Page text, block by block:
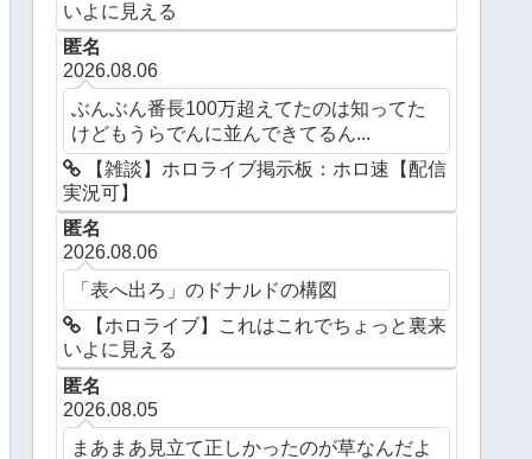
いよに見える
匿名
2026.08.06
ぶんぶん番長100万超えてたのは知ってた
けどもうらでんに並んできてるん...
【雑談】ホロライブ掲示板：ホロ速【配信
実況可】
匿名
2026.08.06
「表へ出ろ」のドナルドの構図
【ホロライブ】これはこれでちょっと裏来
いよに見える
匿名
2026.08.05
まあまあ見立て正しかったのが草なんだよ